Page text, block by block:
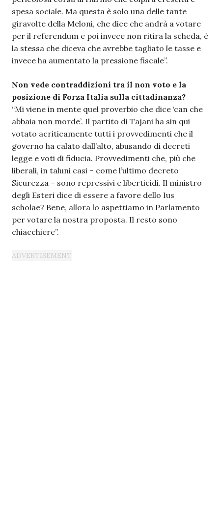
spesa sociale. Ma questa è solo una delle tante
giravolte della Meloni, che dice che andrà a votare
per il referendum e poi invece non ritira la scheda, è
la stessa che diceva che avrebbe tagliato le tasse e
invece ha aumentato la pressione fiscale”.
Non vede contraddizioni tra il non voto e la
posizione di Forza Italia sulla cittadinanza?
“Mi viene in mente quel proverbio che dice ‘can che
abbaia non morde’. Il partito di Tajani ha sin qui
votato acriticamente tutti i provvedimenti che il
governo ha calato dall’alto, abusando di decreti
legge e voti di fiducia. Provvedimenti che, più che
liberali, in taluni casi – come l’ultimo decreto
Sicurezza – sono repressivi e liberticidi. Il ministro
degli Esteri dice di essere a favore dello Ius
scholae? Bene, allora lo aspettiamo in Parlamento
per votare la nostra proposta. Il resto sono
chiacchiere”.